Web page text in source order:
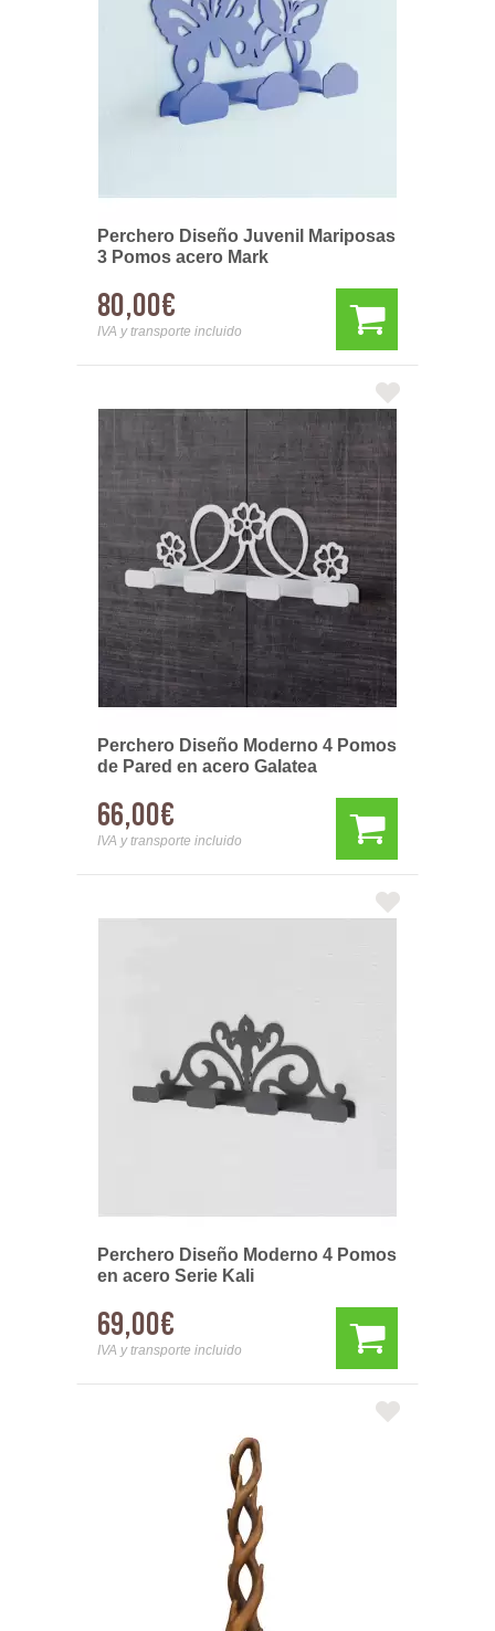
Perchero Diseño Juvenil Mariposas
3 Pomos acero Mark
80,00€
IVA y transporte incluido
Perchero Diseño Moderno 4 Pomos
de Pared en acero Galatea
66,00€
IVA y transporte incluido
Perchero Diseño Moderno 4 Pomos
en acero Serie Kali
69,00€
IVA y transporte incluido